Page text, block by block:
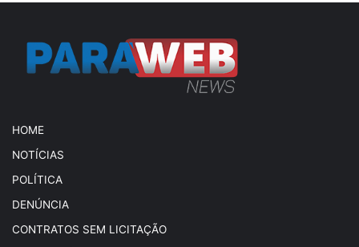
HOME
NOTÍCIAS
POLÍTICA
DENÚNCIA
CONTRATOS SEM LICITAÇÃO